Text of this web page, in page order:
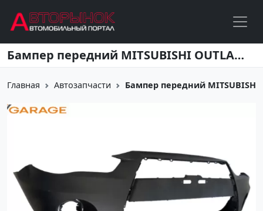
Перейти к основному содержанию Бампер передний MITSUBISHI OUTLANDER XL 2010-2013 Краснодар
Главная Автозапчасти Бампер передний MITSUBISHI